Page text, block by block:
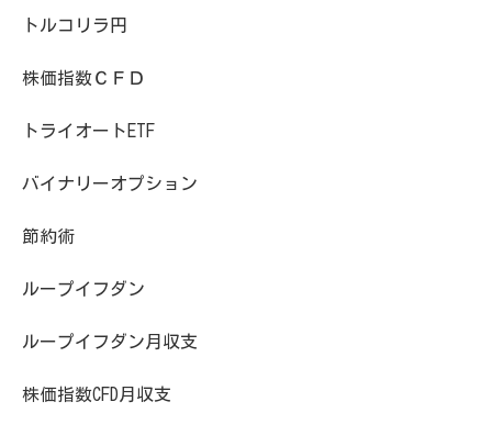
トルコリラ円
株価指数ＣＦＤ
トライオートETF
バイナリーオプション
節約術
ループイフダン
ループイフダン月収支
株価指数CFD月収支